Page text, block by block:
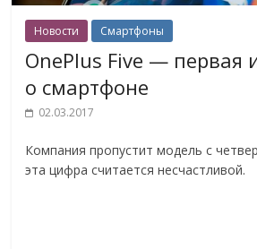
Новости Смартфоны
OnePlus Five — первая
о смартфоне
02.03.2017
Компания пропустит модель с
эта цифра считается несчастливой.